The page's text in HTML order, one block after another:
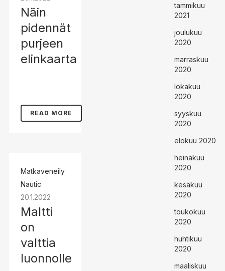
Näin
pidennät
purjeen
elinkaarta
READ MORE
Matkaveneily
Nautic
20.1.2022
Maltti
on
valttia
luonnolle
tammikuu
2021
joulukuu
2020
marraskuu
2020
lokakuu
2020
syyskuu
2020
elokuu 2020
heinäkuu
2020
kesäkuu
2020
toukokuu
2020
huhtikuu
2020
maaliskuu